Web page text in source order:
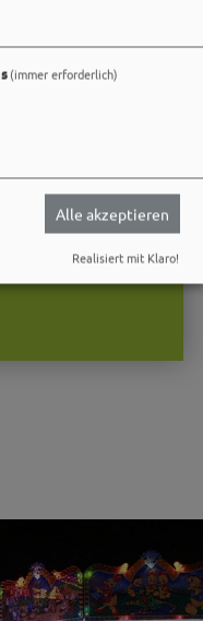
Wir bemalen
(immer erforderlich)
Alle akzeptieren
Realisiert mit Klaro!